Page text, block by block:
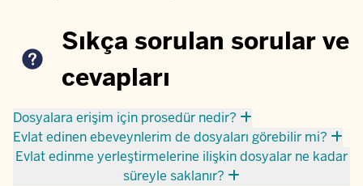
Sıkça sorulan sorular ve
cevapları
Dosyalara erişim için prosedür nedir?
Evlat edinen ebeveynlerim de dosyaları görebilir mi?
Evlat edinme yerleştirmelerine ilişkin dosyalar ne kadar
süreyle saklanır?